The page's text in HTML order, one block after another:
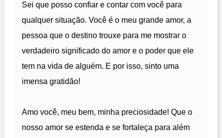
Sei que posso confiar e contar com você para
qualquer situação. Você é o meu grande amor, a
pessoa que o destino trouxe para me mostrar o
verdadeiro significado do amor e o poder que ele
tem na vida de alguém. E por isso, sinto uma
imensa gratidão!
Amo você, meu bem, minha preciosidade! Que o
nosso amor se estenda e se fortaleça para além